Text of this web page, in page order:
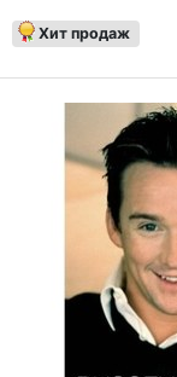
Хит продаж